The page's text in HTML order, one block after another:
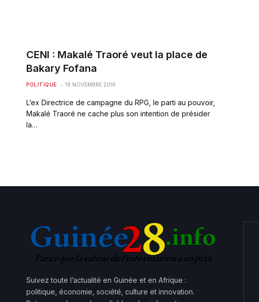
CENI : Makalé Traoré veut la place de
Bakary Fofana
POLITIQUE 18 NOVEMBRE 2016
L’ex Directrice de campagne du RPG, le parti au pouvoir,
Makalé Traoré ne cache plus son intention de présider
la…
Suivez toute l’actualité en Guinée et en Afrique :
politique, économie, société, culture et innovation.